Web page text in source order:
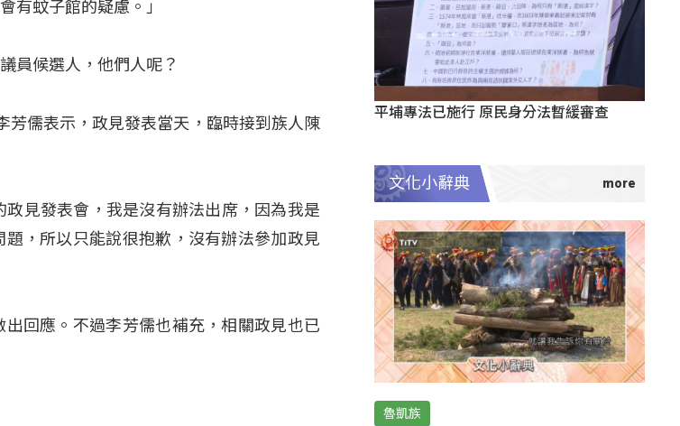
有蚊子館的疑慮。」
員候選人，他們人呢？
芳儒表示，政見發表當天，臨時接到族人陳
見發表會，我是沒有辦法出席，因為我是
，所以只能說很抱歉，沒有辦法參加政見
回應。不過李芳儒也補充，相關政見也已
平埔專法已施行 原民身分法暫緩審查
文化小辭典
魯凱族